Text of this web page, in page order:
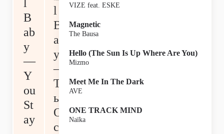
l
B
ab
y
—
Y
ou
St
ay
l
B
ab
y
—
Т
ы
О
ст
VIZE feat. ESKE
Magnetic
The Bausa
Hello (The Sun Is Up Where Are You)
Mizmo
Meet Me In The Dark
AVE
ONE TRACK MIND
Naïka